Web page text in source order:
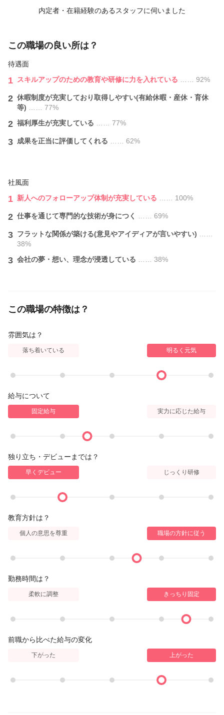
内定者・在籍経験のあるスタッフに伺いました
この職場の良い所は？
待遇面
1 スキルアップのための教育や研修に力を入れている …… 92%
2 休暇制度が充実しており取得しやすい(有給休暇・産休・育休
等)
…… 77%
2 福利厚生が充実している …… 77%
3 成果を正当に評価してくれる …… 62%
社風面
1 新人へのフォローアップ体制が充実している …… 100%
2 仕事を通じて専門的な技術が身につく …… 69%
3 フラットな関係が築ける(意見やアイディアが言いやすい)
38%
3 会社の夢・想い、理念が浸透している …… 38%
この職場の特徴は？
雰囲気は？
落ち着いている 明るく元気
給与について
固定給与 実力に応じた給与
独り立ち・デビューまでは？
早くデビュー じっくり研修
教育方針は？
個人の意思を尊重 職場の方針に従う
勤務時間は？
柔軟に調整 きっちり固定
前職から比べた給与の変化
下がった 上がった